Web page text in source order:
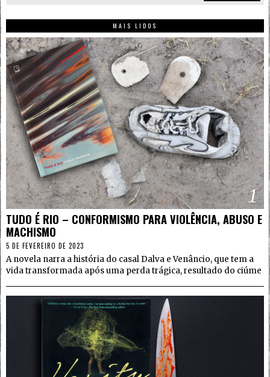
MAIS LIDOS
1
TUDO É RIO – CONFORMISMO PARA VIOLÊNCIA, ABUSO E
MACHISMO
5 DE FEVEREIRO DE 2023
A novela narra a história do casal Dalva e Venâncio, que tem a
vida transformada após uma perda trágica, resultado do ciúme